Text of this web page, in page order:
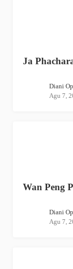
Ja
Diani
Agu 7,
Wan Peng
Diani
Agu 7,